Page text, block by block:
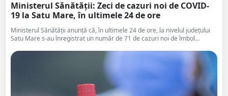
Ministerul Sănătății: Zeci de cazuri noi de COVID-
19 la Satu Mare, în ultimele 24 de ore
Ministerul Sănătății anunță că, în ultimele 24 de ore, la nivelul județului
Satu Mare s-au înregistrat un număr de 71 de cazuri noi de îmbol...